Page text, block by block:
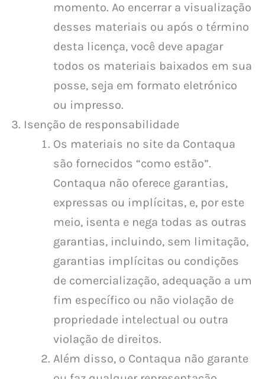
momento. Ao encerrar a visualização
desses materiais ou após o término
desta licença, você deve apagar
todos os materiais baixados em sua
posse, seja em formato eletrónico
ou impresso.
Isenção de responsabilidade
Os materiais no site da Contaqua
são fornecidos “como estão”.
Contaqua não oferece garantias,
expressas ou implícitas, e, por este
meio, isenta e nega todas as outras
garantias, incluindo, sem limitação,
garantias implícitas ou condições
de comercialização, adequação a um
fim específico ou não violação de
propriedade intelectual ou outra
violação de direitos.
Além disso, o Contaqua não garante